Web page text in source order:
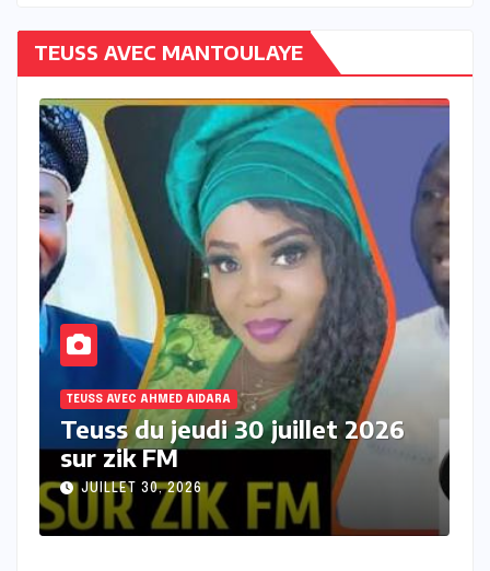
TEUSS AVEC MANTOULAYE
TEUSS AVEC AHMED AIDARA
Teuss du mercredi 29 juillet
2026 sur Zik FM
JUILLET 29, 2026